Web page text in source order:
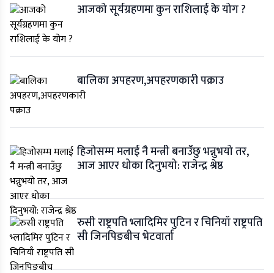
आजको सूर्यग्रहणमा कुन राशिलाई के योग ?
बालिका अपहरण,अपहरणकारी पक्राउ
हिजोसम्म मलाई नै मन्त्री बनाउँछु भन्नुभयो तर,
आज आएर धोका दिनुभयो: राजेन्द्र श्रेष्ठ
रुसी राष्ट्रपति भ्लादिमिर पुटिन र चिनियाँ राष्ट्रपति
सी जिनपिङबीच भेटवार्ता